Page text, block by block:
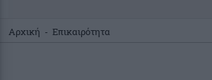
Αρχική - Επικαιρότητα